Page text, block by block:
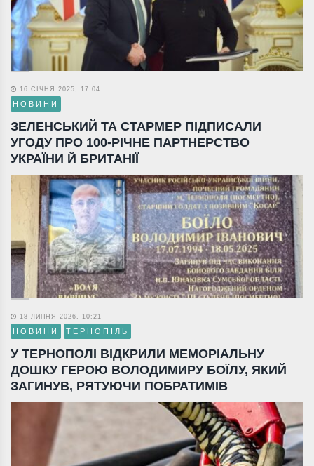
16 СІЧНЯ 2025, 17:04
НОВИНИ
ЗЕЛЕНСЬКИЙ ТА СТАРМЕР ПІДПИСАЛИ
УГОДУ ПРО 100-РІЧНЕ ПАРТНЕРСТВО
УКРАЇНИ Й БРИТАНІЇ
18 ЛИПНЯ 2026, 10:21
НОВИНИ ТЕРНОПІЛЬ
У ТЕРНОПОЛІ ВІДКРИЛИ МЕМОРІАЛЬНУ
ДОШКУ ГЕРОЮ ВОЛОДИМИРУ БОЇЛУ, ЯКИЙ
ЗАГИНУВ, РЯТУЮЧИ ПОБРАТИМІВ